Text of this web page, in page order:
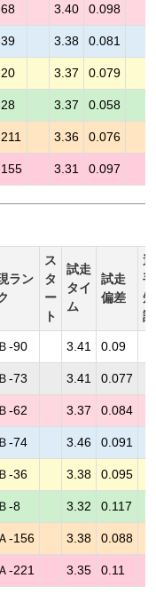
3.40 0.098
3.38 0.081
3.37 0.079
3.37 0.058
3.36 0.076
155 3.31 0.097
ラン
ス
タ
ー
ト
試走
タイ
ム
試走
偏差
選
手
短
評
Ｂ-90 3.41 0.09
Ｂ-73 3.41 0.077
Ｂ-62 3.37 0.084
Ｂ-74 3.46 0.091
Ｂ-36 3.38 0.095
Ｂ-8 3.32 0.117
Ａ-156 3.38 0.088
Ａ-221 3.35 0.11